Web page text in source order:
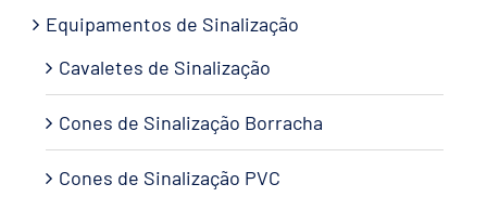
Equipamentos de Sinalização
Cavaletes de Sinalização
Cones de Sinalização Borracha
Cones de Sinalização PVC